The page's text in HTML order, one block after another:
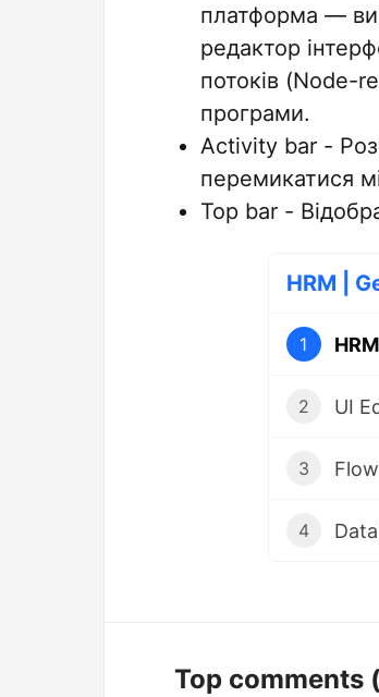
платформа — ви
редактор
потоків (Node-
програми.
Activity bar -
перемикатися
Top bar -
HRM |
1
2 UI
3
4
Top comments